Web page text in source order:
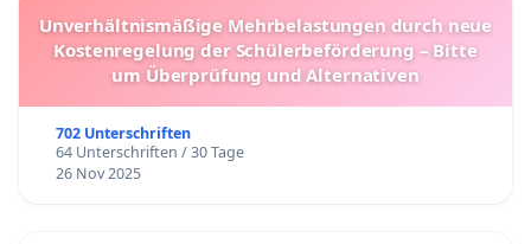
Unverhältnismäßige Mehrbelastungen durch neue
Kostenregelung der Schülerbeförderung – Bitte
um Überprüfung und Alternativen
702 Unterschriften
64 Unterschriften / 30 Tage
26 Nov 2025